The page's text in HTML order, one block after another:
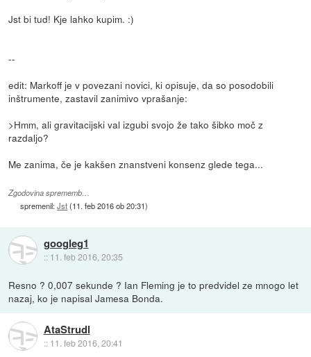
Jst bi tud! Kje lahko kupim. :)
--
edit: Markoff je v povezani novici, ki opisuje, da so posodobili
inštrumente, zastavil zanimivo vprašanje:
>Hmm, ali gravitacijski val izgubi svojo že tako šibko moč z
razdaljo?
Me zanima, če je kakšen znanstveni konsenz glede tega...
Zgodovina sprememb…
spremenil:Jst(11. feb 2016 ob 20:31)
googleg1
:: 11. feb 2016, 20:35
Resno ? 0,007 sekunde ? Ian Fleming je to predvidel ze mnogo let
nazaj, ko je napisal Jamesa Bonda.
AtaStrudl
:: 11. feb 2016, 20:41